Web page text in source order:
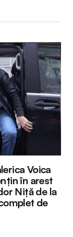
Voica
în arest
Niță de la
de